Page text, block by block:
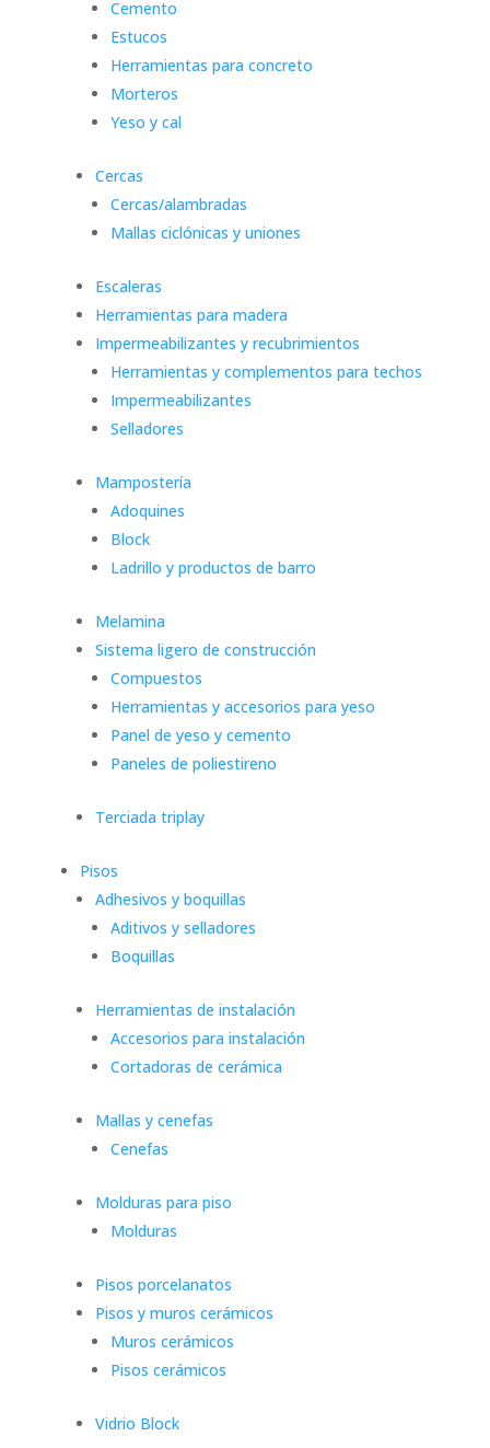
Cemento
Estucos
Herramientas para concreto
Morteros
Yeso y cal
Cercas
Cercas/alambradas
Mallas ciclónicas y uniones
Escaleras
Herramientas para madera
Impermeabilizantes y recubrimientos
Herramientas y complementos para techos
Impermeabilizantes
Selladores
Mampostería
Adoquines
Block
Ladrillo y productos de barro
Melamina
Sistema ligero de construcción
Compuestos
Herramientas y accesorios para yeso
Panel de yeso y cemento
Paneles de poliestireno
Terciada triplay
Pisos
Adhesivos y boquillas
Aditivos y selladores
Boquillas
Herramientas de instalación
Accesorios para instalación
Cortadoras de cerámica
Mallas y cenefas
Cenefas
Molduras para piso
Molduras
Pisos porcelanatos
Pisos y muros cerámicos
Muros cerámicos
Pisos cerámicos
Vidrio Block